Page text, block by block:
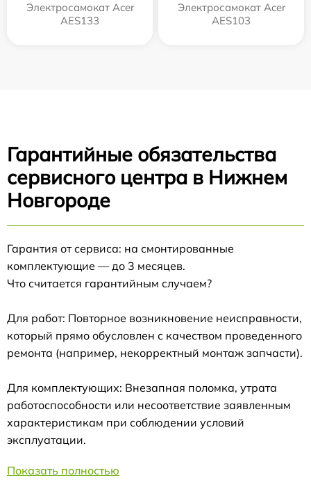
Электросамокат Acer
AES133
Электросамокат Acer
AES103
Гарантийные обязательства
сервисного центра в Нижнем
Новгороде
Гарантия от сервиса: на смонтированные
комплектующие — до 3 месяцев.
Что считается гарантийным случаем?
Для работ: Повторное возникновение неисправности,
который прямо обусловлен с качеством проведенного
ремонта (например, некорректный монтаж запчасти).
Для комплектующих: Внезапная поломка, утрата
работоспособности или несоответствие заявленным
характеристикам при соблюдении условий
эксплуатации.
Показать полностью